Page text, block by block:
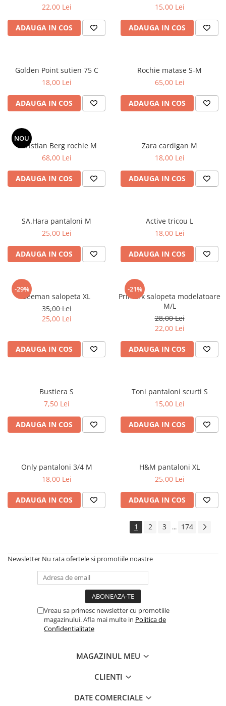
22,00 Lei
ADAUGA IN COS
15,00 Lei
ADAUGA IN COS
Golden Point sutien 75 C
18,00 Lei
ADAUGA IN COS
Rochie matase S-M
65,00 Lei
ADAUGA IN COS
NOU
Christian Berg rochie M
68,00 Lei
ADAUGA IN COS
Zara cardigan M
18,00 Lei
ADAUGA IN COS
SA.Hara pantaloni M
25,00 Lei
ADAUGA IN COS
Active tricou L
18,00 Lei
ADAUGA IN COS
-29%
Zeeman salopeta XL
35,00 Lei
25,00 Lei
ADAUGA IN COS
-21%
Primark salopeta modelatoare
M/L
28,00 Lei
22,00 Lei
ADAUGA IN COS
Bustiera S
7,50 Lei
ADAUGA IN COS
Toni pantaloni scurti S
15,00 Lei
ADAUGA IN COS
Only pantaloni 3/4 M
18,00 Lei
ADAUGA IN COS
H&M pantaloni XL
25,00 Lei
ADAUGA IN COS
1 2 3 ... 174
Newsletter Nu rata ofertele si promotiile noastre
Vreau sa primesc newsletter cu promotiile
magazinului. Afla mai multe in Politica de
Confidentialitate
MAGAZINUL MEU
CLIENTI
DATE COMERCIALE